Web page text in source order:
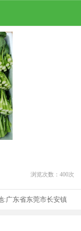
浏览次数： 400次
:广东省东莞市长安镇